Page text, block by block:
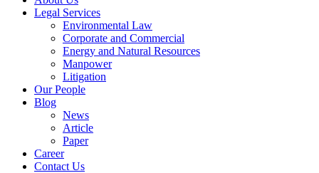
Legal Services
Environmental Law
Corporate and Commercial
Energy and Natural Resources
Manpower
Litigation
Our People
Blog
News
Article
Paper
Career
Contact Us